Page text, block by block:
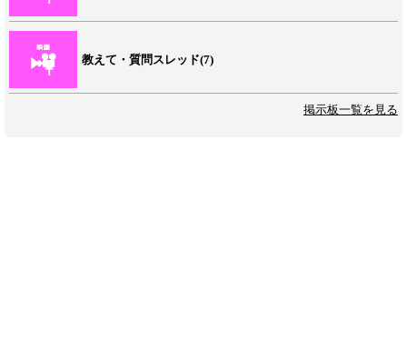
教えて・質問スレッド(7)
掲示板一覧を見る